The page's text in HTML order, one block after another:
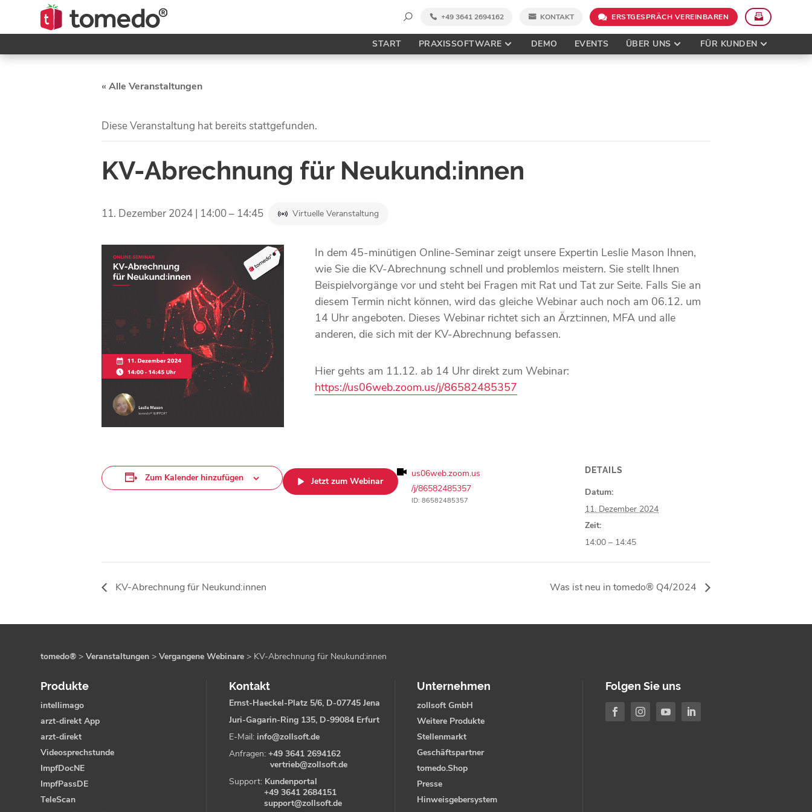
Suche
nach:
+49 3641 2694162 KONTAKT ERSTGESPRÄCH VEREINBAREN
START PRAXISSOFTWARE DEMO EVENTS ÜBER UNS FÜR KUNDEN
« Alle Veranstaltungen
Diese Veranstaltung hat bereits stattgefunden.
KV-Abrechnung für Neukund:innen
11. Dezember 2024 | 14:00– 14:45 Virtuelle Veranstaltung
In dem 45-minütigen Online-Seminar zeigt unsere Expertin Leslie Mason Ihnen,
wie Sie die KV-Abrechnung schnell und problemlos meistern. Sie stellt Ihnen
Beispielvorgänge vor und steht bei Fragen mit Rat und Tat zur Seite. Falls Sie an
diesem Termin nicht können, wird das gleiche Webinar auch noch am 06.12. um
14 Uhr angeboten. Dieses Webinar richtet sich an Ärzt:innen, MFA und alle
anderen, die sich mit der KV-Abrechnung befassen.
Hier gehts am 11.12. ab 14 Uhr direkt zum Webinar:
https://us06web.zoom.us/j/86582485357
Zum Kalender hinzufügen Jetzt zum Webinar
us06web.zoom.us
/j/86582485357
ID: 86582485357
DETAILS
Datum:
11. Dezember 2024
Zeit:
14:00 – 14:45
KV-Abrechnung für Neukund:innen Was ist neu in tomedo® Q4/2024
tomedo® >Veranstaltungen >Vergangene Webinare > KV-Abrechnung für Neukund:innen
Produkte
intellimago
arzt-direkt App
arzt-direkt
Videosprechstunde
ImpfDocNE
ImpfPassDE
TeleScan
Kontakt
Ernst-Haeckel-Platz 5/6, D-07745 Jena
Juri-Gagarin-Ring 135, D-99084 Erfurt
E-Mail: info@zollsoft.de
Anfragen: +49 3641 2694162
vertrieb@zollsoft.de
Support: Kundenportal
+49 3641 2684151
support@zollsoft.de
Unternehmen
zollsoft GmbH
Weitere Produkte
Stellenmarkt
Geschäftspartner
tomedo.Shop
Presse
Hinweisgebersystem
Folgen Sie uns
   